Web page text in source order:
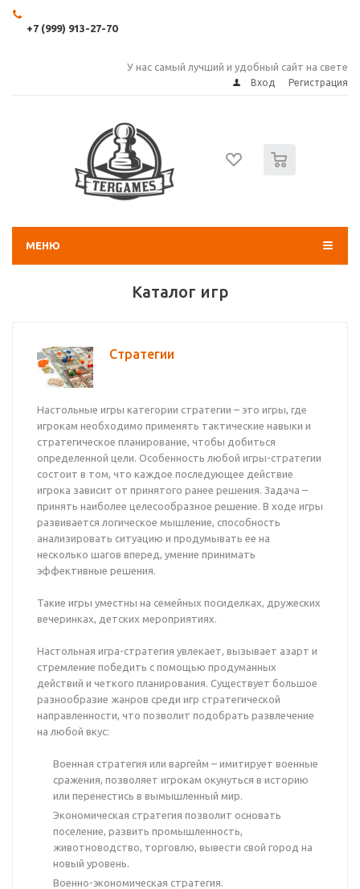
+7 (999) 913-27-70
У нас самый лучший и удобный сайт на свете
Вход Регистрация
МЕНЮ
Каталог игр
Стратегии
Настольные игры категории стратегии – это игры, где
игрокам необходимо применять тактические навыки и
стратегическое планирование, чтобы добиться
определенной цели. Особенность любой игры-стратегии
состоит в том, что каждое последующее действие
игрока зависит от принятого ранее решения. Задача –
принять наиболее целесообразное решение. В ходе игры
развивается логическое мышление, способность
анализировать ситуацию и продумывать ее на
несколько шагов вперед, умение принимать
эффективные решения.
Такие игры уместны на семейных посиделках, дружеских
вечеринках, детских мероприятиях.
Настольная игра-стратегия увлекает, вызывает азарт и
стремление победить с помощью продуманных
действий и четкого планирования. Существует большое
разнообразие жанров среди игр стратегической
направленности, что позволит подобрать развлечение
на любой вкус:
Военная стратегия или варгейм – имитирует военные
сражения, позволяет игрокам окунуться в историю
или перенестись в вымышленный мир.
Экономическая стратегия позволит основать
поселение, развить промышленность,
животноводство, торговлю, вывести свой город на
новый уровень.
Военно-экономическая стратегия.